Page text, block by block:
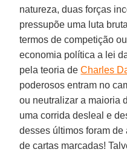
natureza, duas forças
pressupõe uma luta
termos de competição
economia política a lei
pela teoria deCharles
poderosos entram no
ou neutralizar a maioria
uma corrida desleal e
desses últimos foram
de cartas marcadas!